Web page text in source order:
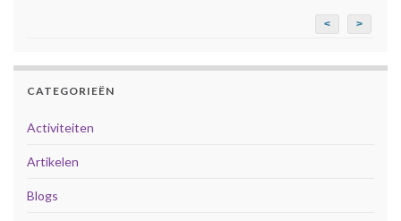
< >
CATEGORIEËN
Activiteiten
Artikelen
Blogs